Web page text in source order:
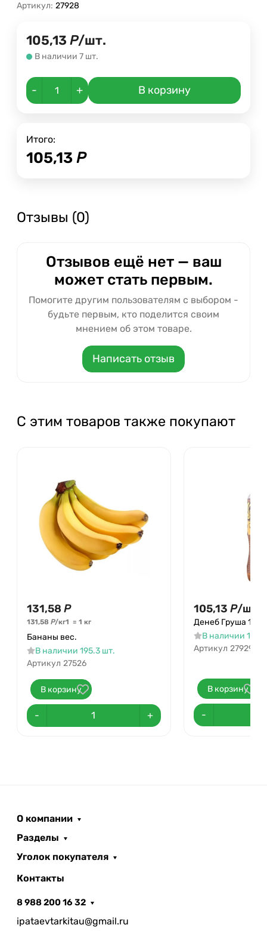
Артикул: 27928
105,13 Р/шт.
В наличии 7 шт.
- + В корзину
Итого:
105,13 Р
Отзывы (0)
Отзывов ещё нет — ваш
может стать первым.
Помогите другим пользователям с выбором -
будьте первым, кто поделится своим
мнением об этом товаре.
Написать отзыв
С этим товаров также покупают
131,58 Р
131,58 Р/кг1 = 1 кг
Бананы вес.
В наличии 195.3 шт.
Артикул 27526
В корзину
- +
105,13 Р/шт.
Денеб Груша 1,25
В наличии 19
Артикул 27929
В корзину
-
О компании
Разделы
Уголок покупателя
Контакты
8 988 200 16 32
ipataevtarkitau@gmail.ru